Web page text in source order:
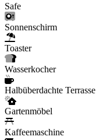
Safe
Sonnenschirm
Toaster
Wasserkocher
Halbüberdachte Terrasse
Gartenmöbel
Kaffeemaschine